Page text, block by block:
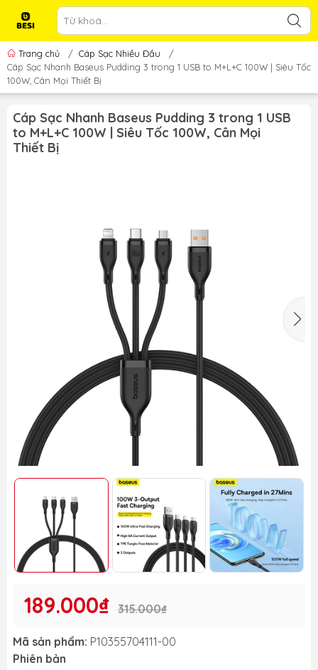
Trang chủ / Cáp Sạc Nhiều Đầu
/
Cáp Sạc Nhanh Baseus Pudding 3 trong 1 USB to M+L+C 100W | Siêu Tốc
100W, Cân Mọi Thiết Bị
Cáp Sạc Nhanh Baseus Pudding 3 trong 1 USB
to M+L+C 100W | Siêu Tốc 100W, Cân Mọi
Thiết Bị
189.000₫ 315.000₫
Mã sản phẩm: P10355704111-00
Phiên bản